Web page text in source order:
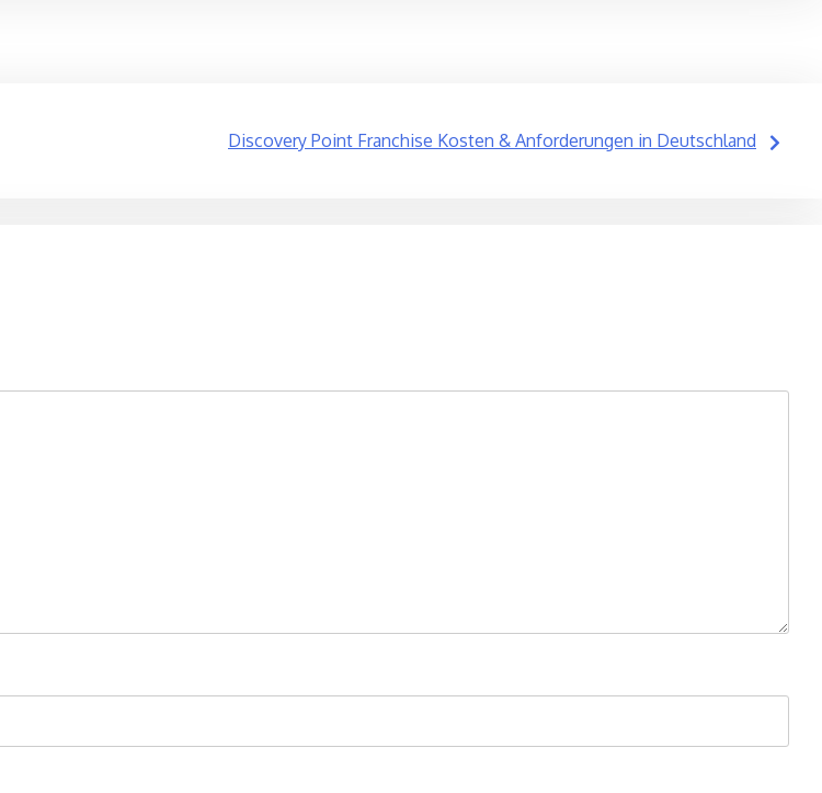
Discovery Point Franchise Kosten & Anforderungen in Deutschland